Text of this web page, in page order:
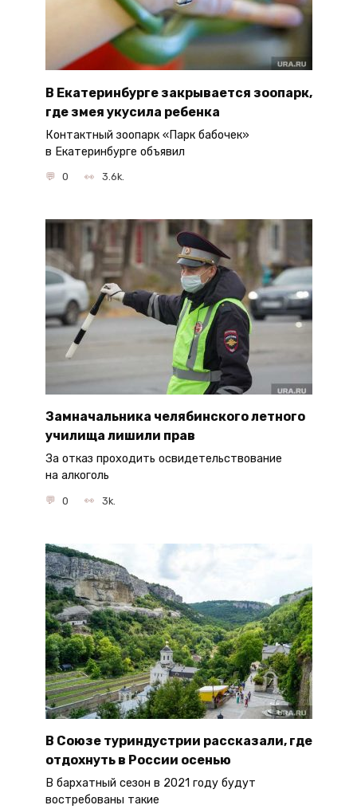
В Екатеринбурге закрывается зоопарк,
где змея укусила ребенка
Контактный зоопарк «Парк бабочек»
в Екатеринбурге объявил
0 3.6k.
Замначальника челябинского летного
училища лишили прав
За отказ проходить освидетельствование
на алкоголь
0 3k.
В Союзе туриндустрии рассказали, где
отдохнуть в России осенью
В бархатный сезон в 2021 году будут
востребованы такие